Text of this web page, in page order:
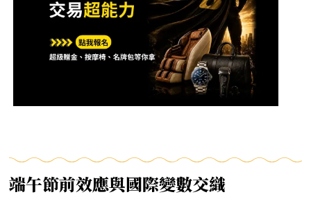
端午節前效應與國際變數交織